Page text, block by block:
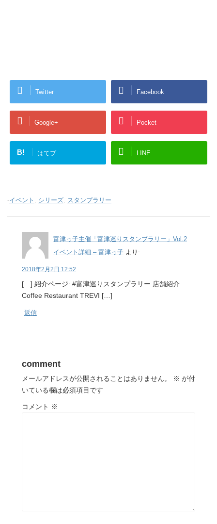
Twitter Facebook
Google+ Pocket
B! はてブ LINE
-イベント , シリーズ, スタンプラリー
富津っ子主催「富津巡りスタンプラリー」Vol.2
イベント詳細 – 富津っ子 より:
2018年2月2日 12:52
[…] 紹介ページ: #富津巡りスタンプラリー 店舗紹介
Coffee Restaurant TREVI […]
返信
comment
メールアドレスが公開されることはありません。 ※ が付
いている欄は必須項目です
コメント ※